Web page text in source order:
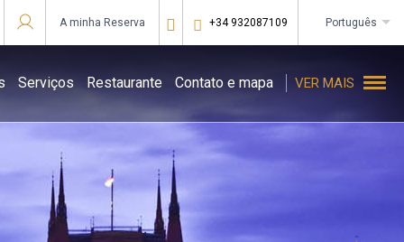
A minha Reserva +34 932087109 português
Serviços Restaurante Contato e mapa VER MAIS